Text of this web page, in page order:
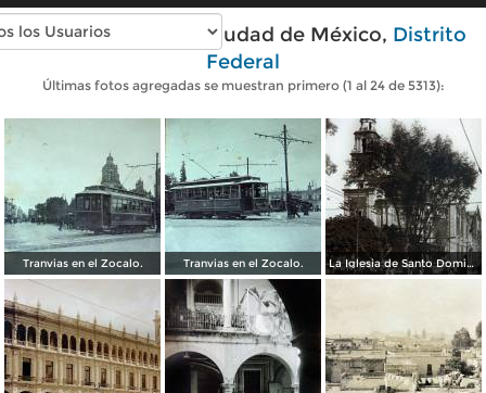
Fotos antiguas de Ciudad de México, Distrito
Federal
Últimas fotos agregadas se muestran primero (1 al 24 de 5313):
Tranvias en el Zocalo. Tranvias en el Zocalo. La Iglesia de Santo Domingo.